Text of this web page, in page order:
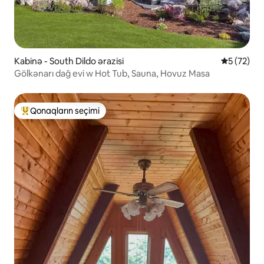
Kabinə - South Dildo ərazisi Ortalama
5 (72)
Gölkənarı dağ evi w Hot Tub, Sauna, Hovuz Masa
Populyar "Qonaqların seçimi"
Qonaqların seçimi